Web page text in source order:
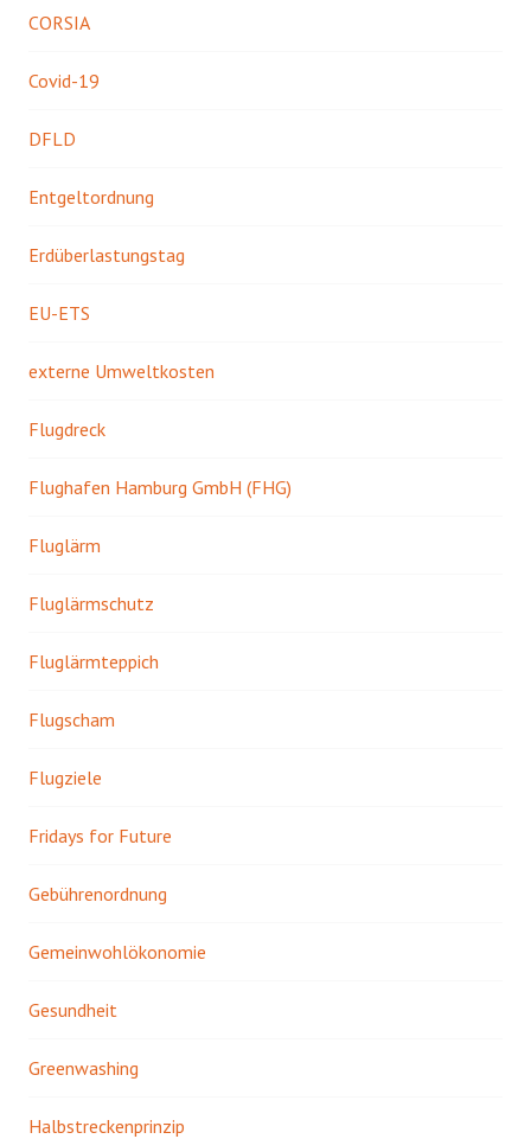
CORSIA
Covid-19
DFLD
Entgeltordnung
Erdüberlastungstag
EU-ETS
externe Umweltkosten
Flugdreck
Flughafen Hamburg GmbH (FHG)
Fluglärm
Fluglärmschutz
Fluglärmteppich
Flugscham
Flugziele
Fridays for Future
Gebührenordnung
Gemeinwohlökonomie
Gesundheit
Greenwashing
Halbstreckenprinzip